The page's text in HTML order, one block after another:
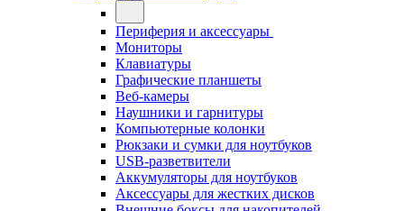
Периферия и аксессуары
Мониторы
Клавиатуры
Графические планшеты
Веб-камеры
Наушники и гарнитуры
Компьютерные колонки
Рюкзаки и сумки для ноутбуков
USB-разветвители
Аккумуляторы для ноутбуков
Аксессуары для жестких дисков